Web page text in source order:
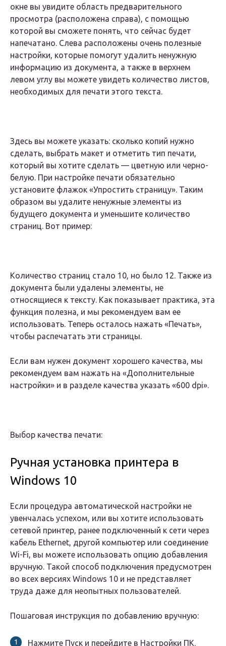
окне вы увидите область предварительного
просмотра (расположена справа), с помощью
которой вы сможете понять, что сейчас будет
напечатано. Слева расположены очень полезные
настройки, которые помогут удалить ненужную
информацию из документа, а также в верхнем
левом углу вы можете увидеть количество листов,
необходимых для печати этого текста.
Здесь вы можете указать: сколько копий нужно
сделать, выбрать макет и отметить тип печати,
который вы хотите сделать — цветную или черно-
белую. При настройке печати обязательно
установите флажок «Упростить страницу». Таким
образом вы удалите ненужные элементы из
будущего документа и уменьшите количество
страниц. Вот пример:
Количество страниц стало 10, но было 12. Также из
документа были удалены элементы, не
относящиеся к тексту. Как показывает практика, эта
функция полезна, и мы рекомендуем вам ее
использовать. Теперь осталось нажать «Печать»,
чтобы распечатать эти страницы.
Если вам нужен документ хорошего качества, мы
рекомендуем вам нажать на «Дополнительные
настройки» и в разделе качества указать «600 dpi».
Выбор качества печати:
Ручная установка принтера в
Windows 10
Если процедура автоматической настройки не
увенчалась успехом, или вы хотите использовать
сетевой принтер, ранее подключенный к сети через
кабель Ethernet, другой компьютер или соединение
Wi-Fi, вы можете использовать опцию добавления
вручную. Такой способ подключения предусмотрен
во всех версиях Windows 10 и не представляет
труда даже для неопытных пользователей.
Пошаговая инструкция по добавлению вручную:
Нажмите Пуск и перейдите в Настройки ПК.